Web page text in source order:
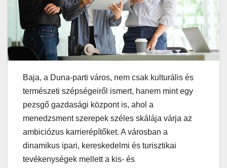
Baja, a Duna-parti város, nem csak kulturális és
természeti szépségeiről ismert, hanem mint egy
pezsgő gazdasági központ is, ahol a
menedzsment szerepek széles skálája várja az
ambiciózus karrierépítőket. A városban a
dinamikus ipari, kereskedelmi és turisztikai
tevékenységek mellett a kis- és